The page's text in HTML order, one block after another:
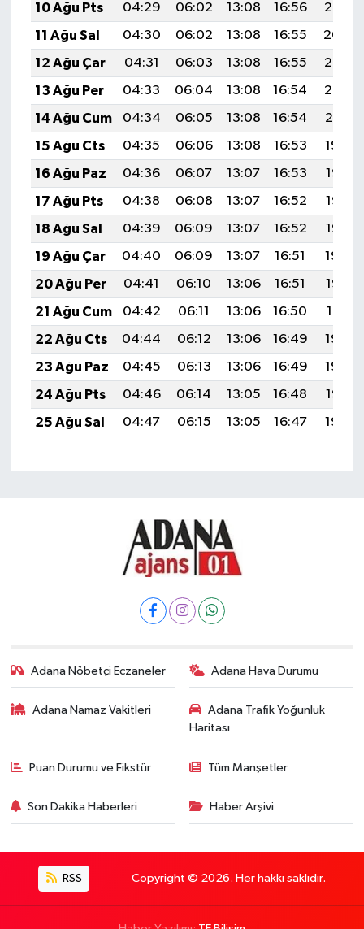
10 Ağu Pts
04:29 06:02 13:08 16:56
20:05
11 Ağu Sal
04:30 06:02 13:08 16:55
20:04
12 Ağu Çar
04:31 06:03 13:08 16:55
20:03
13 Ağu Per
04:33 06:04 13:08 16:54
20:02
14 Ağu Cum
04:34 06:05 13:08 16:54
20:01
15 Ağu Cts
04:35 06:06 13:08 16:53
19:59
16 Ağu Paz
04:36 06:07 13:07 16:53
19:58
17 Ağu Pts
04:38 06:08 13:07 16:52
19:57
18 Ağu Sal
04:39 06:09 13:07 16:52
19:55
19 Ağu Çar
04:40 06:09 13:07 16:51
19:54
20 Ağu Per
04:41 06:10 13:06 16:51
19:53
21 Ağu Cum
04:42 06:11 13:06 16:50
19:51
22 Ağu Cts
04:44 06:12 13:06 16:49
19:50
23 Ağu Paz
04:45 06:13 13:06 16:49
19:49
24 Ağu Pts
04:46 06:14 13:05 16:48
19:47
25 Ağu Sal
04:47 06:15 13:05 16:47 19:46
Adana Nöbetçi Eczaneler Adana Hava Durumu
Adana Namaz Vakitleri
Adana Trafik Yoğunluk
Haritası
Puan Durumu ve Fikstür Tüm Manşetler
Son Dakika Haberleri Haber Arşivi
RSS Copyright © 2026. Her hakkı saklıdır.